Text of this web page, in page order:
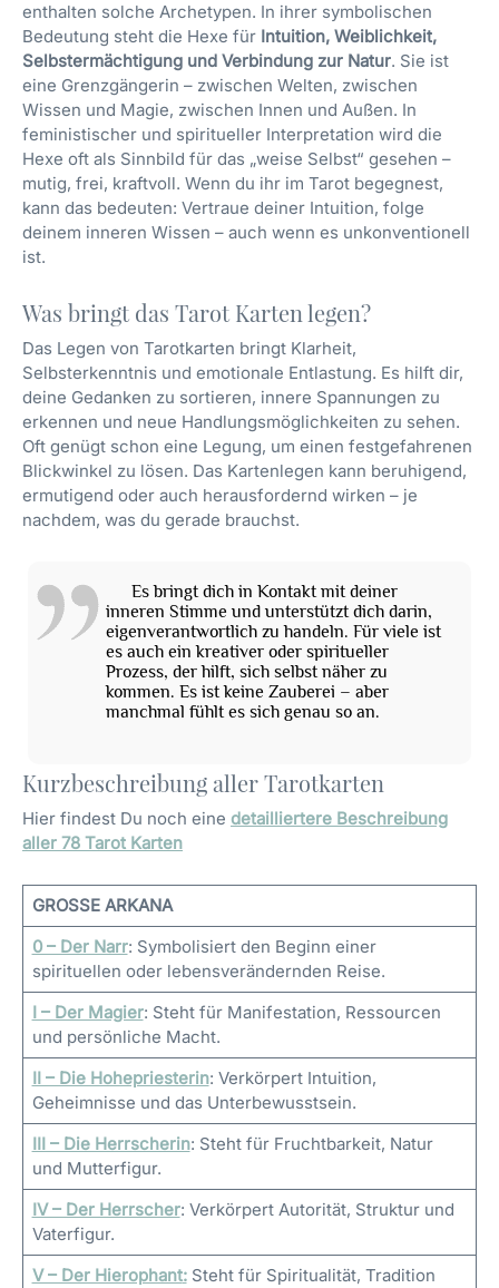
enthalten solche Archetypen. In ihrer symbolischen
Bedeutung steht die Hexe für Intuition, Weiblichkeit,
Selbstermächtigung und Verbindung zur Natur. Sie ist
eine Grenzgängerin – zwischen Welten, zwischen
Wissen und Magie, zwischen Innen und Außen. In
feministischer und spiritueller Interpretation wird die
Hexe oft als Sinnbild für das „weise Selbst“ gesehen –
mutig, frei, kraftvoll. Wenn du ihr im Tarot begegnest,
kann das bedeuten: Vertraue deiner Intuition, folge
deinem inneren Wissen – auch wenn es unkonventionell
ist.
Was bringt das Tarot Karten legen?
Das Legen von Tarotkarten bringt Klarheit,
Selbsterkenntnis und emotionale Entlastung. Es hilft dir,
deine Gedanken zu sortieren, innere Spannungen zu
erkennen und neue Handlungsmöglichkeiten zu sehen.
Oft genügt schon eine Legung, um einen festgefahrenen
Blickwinkel zu lösen. Das Kartenlegen kann beruhigend,
ermutigend oder auch herausfordernd wirken – je
nachdem, was du gerade brauchst.
Es bringt dich in Kontakt mit deiner
inneren Stimme und unterstützt dich darin,
eigenverantwortlich zu handeln. Für viele ist
es auch ein kreativer oder spiritueller
Prozess, der hilft, sich selbst näher zu
kommen. Es ist keine Zauberei – aber
manchmal fühlt es sich genau so an.
Kurzbeschreibung aller Tarotkarten
Hier findest Du noch eine detailliertere Beschreibung
aller 78 Tarot Karten
GROSSE ARKANA
0 – Der Narr: Symbolisiert den Beginn einer
spirituellen oder lebensverändernden Reise.
I – Der Magier: Steht für Manifestation, Ressourcen
und persönliche Macht.
II – Die Hohepriesterin: Verkörpert Intuition,
Geheimnisse und das Unterbewusstsein.
III – Die Herrscherin: Steht für Fruchtbarkeit, Natur
und Mutterfigur.
IV – Der Herrscher: Verkörpert Autorität, Struktur und
Vaterfigur.
V – Der Hierophant:Steht für Spiritualität, Tradition